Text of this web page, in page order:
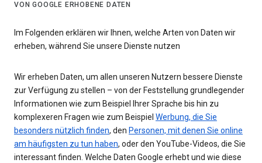
VON GOOGLE ERHOBENE DATEN
Im Folgenden erklären wir Ihnen, welche Arten von Daten wir
erheben, während Sie unsere Dienste nutzen
Wir erheben Daten, um allen unseren Nutzern bessere Dienste
zur Verfügung zu stellen – von der Feststellung grundlegender
Informationen wie zum Beispiel Ihrer Sprache bis hin zu
komplexeren Fragen wie zum Beispiel Werbung, die Sie
besonders nützlich finden, den Personen, mit denen Sie online
am häufigsten zu tun haben, oder den YouTube-Videos, die Sie
interessant finden. Welche Daten Google erhebt und wie diese